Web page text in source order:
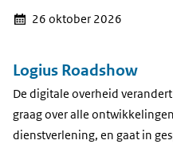
26 oktober 2026
Logius Roadshow
De digitale overheid
graag over alle
dienstverlening, en gaat in